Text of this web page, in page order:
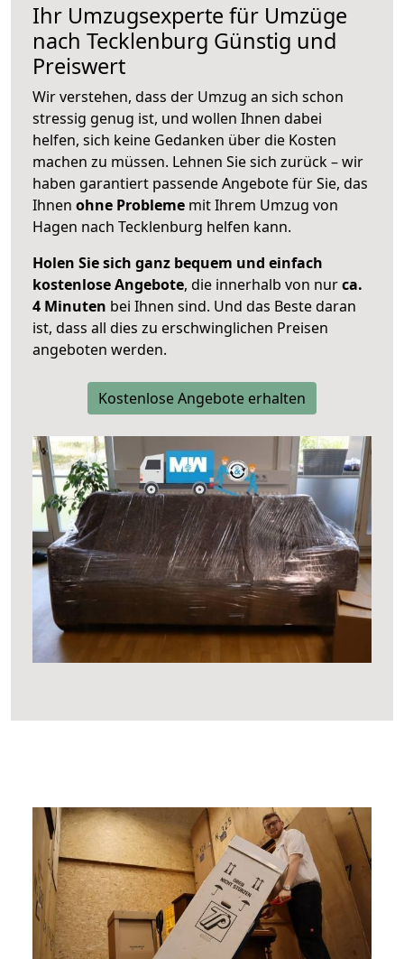
Ihr Umzugsexperte für Umzüge
nach Tecklenburg Günstig und
Preiswert
Wir verstehen, dass der Umzug an sich schon
stressig genug ist, und wollen Ihnen dabei
helfen, sich keine Gedanken über die Kosten
machen zu müssen. Lehnen Sie sich zurück – wir
haben garantiert passende Angebote für Sie, das
Ihnen ohne Probleme mit Ihrem Umzug von
Hagen nach Tecklenburg helfen kann.
Holen Sie sich ganz bequem und einfach
kostenlose Angebote, die innerhalb von nurca.
4 Minuten bei Ihnen sind. Und das Beste daran
ist, dass all dies zu erschwinglichen Preisen
angeboten werden.
Kostenlose Angebote erhalten